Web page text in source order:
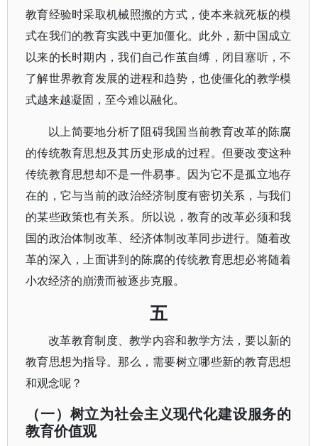
教育经验时采取机械照搬的方式，使本来就死板的模
式在我们的教育实践中更加僵化。此外，新中国成立
以来的长时期内，我们自己作茧自缚，闭目塞听，不
了解世界教育发展的进程和趋势，也使僵化的教学模
式越来越凝固，至今难以融化。
以上简要地分析了阻碍我国当前教育改革的陈腐
的传统教育思想及其历史形成的过程。但要改变这种
传统教育思想却不是一件易事。因为它不是孤立地存
在的，它与当前的政治经济制度有密切关系，与我们
的某些政策也有关系。所以说，教育的改革必须和我
国的政治体制改革、经济体制改革同步进行。随着改
革的深入，上面讲到的陈腐的传统教育思想必将随着
小农经济的崩溃而被逐步克服。
五
改革教育制度、教学内容和教学方法，要以新的
教育思想为指导。那么，需要树立哪些新的教育思想
和观念呢？
（一）树立为社会主义现代化建设服务的
教育价值观